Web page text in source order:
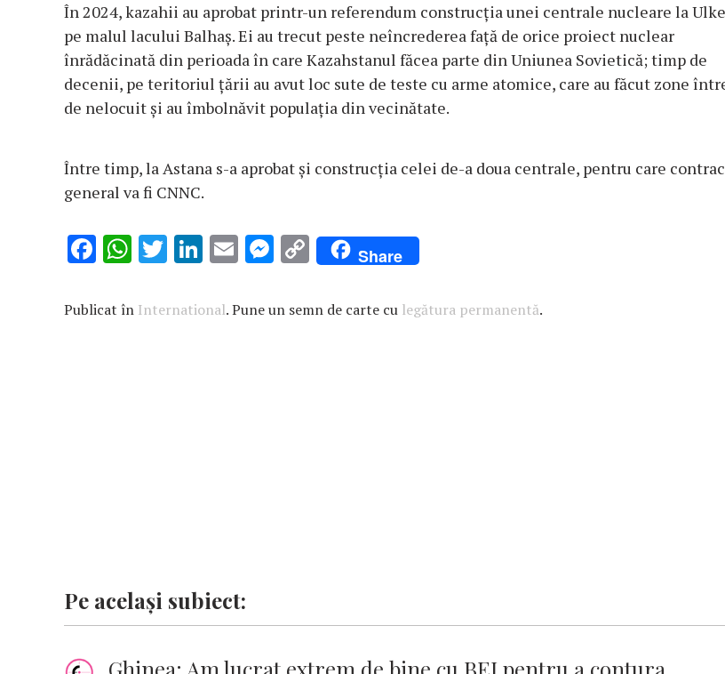
În 2024, kazahii au aprobat printr-un referendum construcția unei centrale nucleare la
pe malul lacului Balhaș. Ei au trecut peste neîncrederea față de orice proiect nuclear
înrădăcinată din perioada în care Kazahstanul făcea parte din Uniunea Sovietică; timp de
decenii, pe teritoriul țării au avut loc sute de teste cu arme atomice, care au făcut zone
de nelocuit și au îmbolnăvit populația din vecinătate.
Între timp, la Astana s-a aprobat și construcția celei de-a doua centrale, pentru care
general va fi CNNC.
F
e
W
at
T
it
Li
k
E
ai
M
se
C
o
p
Share
Publicat în International. Pune un semn de carte cu legătura permanentă.
Pe același subiect: